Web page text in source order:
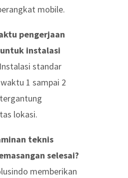
mobile.
pengerjaan
instalasi
Instalasi standar
1 sampai 2
lokasi.
teknis
selesai?
memberikan